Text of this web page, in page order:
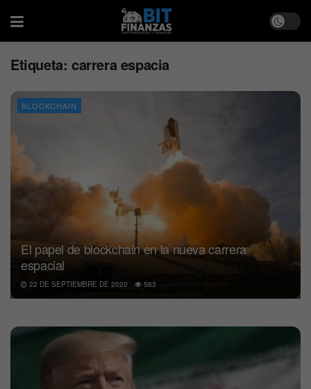
Etiqueta: carrera espacia
BLOCKCHAIN
El papel de blockchain en la nueva carrera
espacial
22 DE SEPTIEMBRE DE 2020 563